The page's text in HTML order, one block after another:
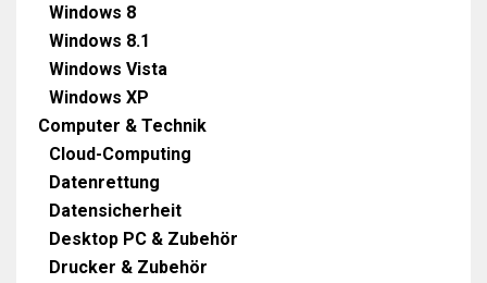
Windows 8
Windows 8.1
Windows Vista
Windows XP
Computer & Technik
Cloud-Computing
Datenrettung
Datensicherheit
Desktop PC & Zubehör
Drucker & Zubehör